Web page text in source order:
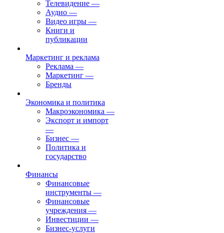
Телевидение —
Аудио —
Видео игры —
Книги и
публикации
Маркетинг и реклама
Реклама —
Маркетинг —
Бренды
Экономика и политика
Макроэкономика —
Экспорт и импорт
—
Бизнес —
Политика и
государство
Финансы
Финансовые
инструменты —
Финансовые
учреждения —
Инвестиции —
Бизнес-услуги